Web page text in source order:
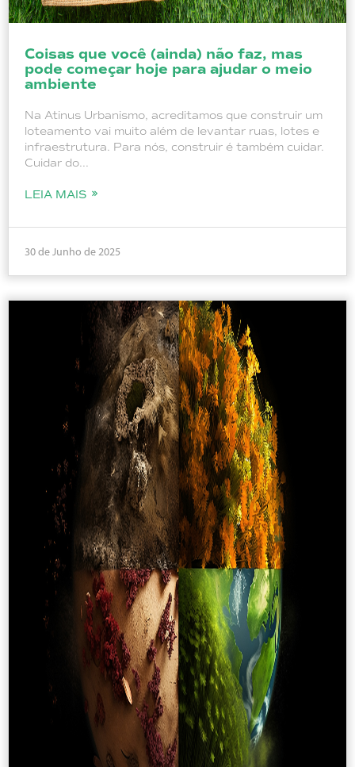
Coisas que você (ainda) não faz, mas
pode começar hoje para ajudar o meio
ambiente
Na Atinus Urbanismo, acreditamos que construir um
loteamento vai muito além de levantar ruas, lotes e
infraestrutura. Para nós, construir é também cuidar.
Cuidar do...
LEIA MAIS
30 de Junho de 2025